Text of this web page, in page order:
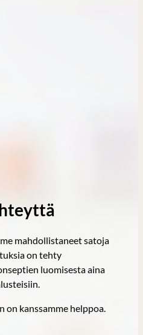
mahdollistaneet satoja
on tehty
luomisesta aina
on kanssamme helppoa.